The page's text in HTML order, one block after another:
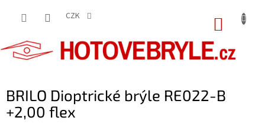
CZK
BRILO Dioptrické brýle RE022-B
+2,00 flex